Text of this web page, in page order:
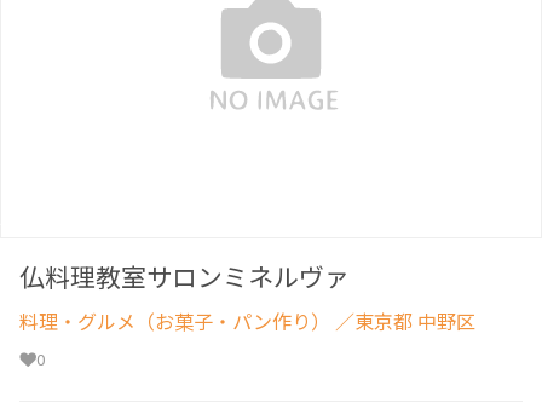
仏料理教室サロンミネルヴァ
料理・グルメ（お菓子・パン作り） ／東京都 中野区
0